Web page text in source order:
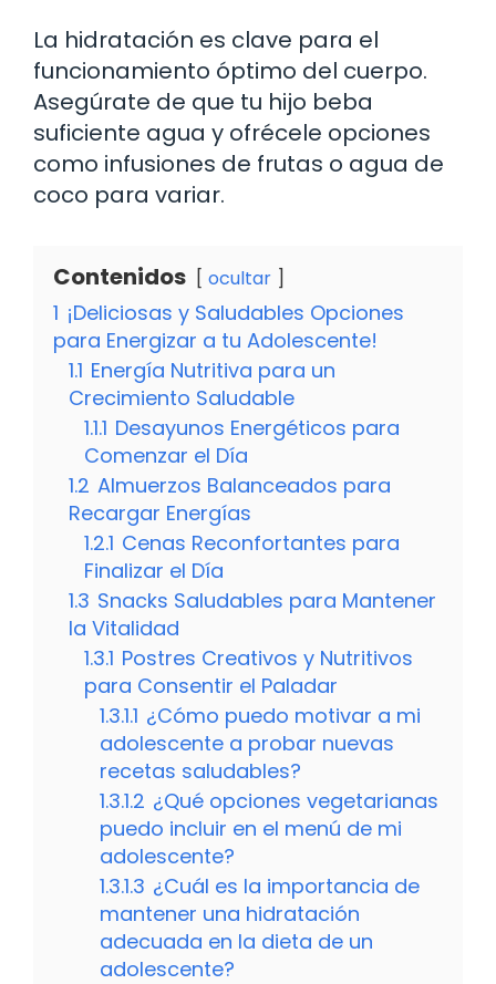
La hidratación es clave para el
funcionamiento óptimo del cuerpo.
Asegúrate de que tu hijo beba
suficiente agua y ofrécele opciones
como infusiones de frutas o agua de
coco para variar.
Contenidos ocultar
1 ¡Deliciosas y Saludables Opciones
para Energizar a tu Adolescente!
1.1 Energía Nutritiva para un
Crecimiento Saludable
1.1.1 Desayunos Energéticos para
Comenzar el Día
1.2 Almuerzos Balanceados para
Recargar Energías
1.2.1 Cenas Reconfortantes para
Finalizar el Día
1.3 Snacks Saludables para Mantener
la Vitalidad
1.3.1 Postres Creativos y Nutritivos
para Consentir el Paladar
1.3.1.1 ¿Cómo puedo motivar a mi
adolescente a probar nuevas
recetas saludables?
1.3.1.2 ¿Qué opciones vegetarianas
puedo incluir en el menú de mi
adolescente?
1.3.1.3 ¿Cuál es la importancia de
mantener una hidratación
adecuada en la dieta de un
adolescente?